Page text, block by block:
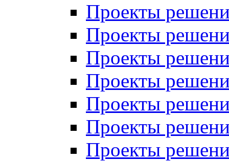
Проекты
Проекты
Проекты
Проекты
Проекты
Проекты
Проекты